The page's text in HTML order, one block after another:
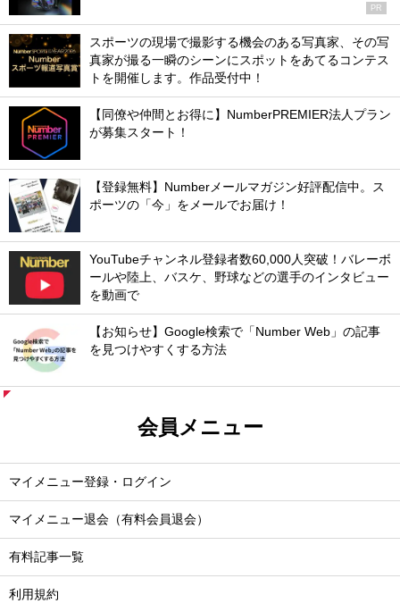
PR
スポーツの現場で撮影する機会のある写真家、その写
真家が撮る一瞬のシーンにスポットをあてるコンテス
トを開催します。作品受付中！
【同僚や仲間とお得に】NumberPREMIER法人プラン
が募集スタート！
【登録無料】Numberメールマガジン好評配信中。ス
ポーツの「今」をメールでお届け！
YouTubeチャンネル登録者数60,000人突破！バレーボ
ールや陸上、バスケ、野球などの選手のインタビュー
を動画で
【お知らせ】Google検索で「Number Web」の記事
を見つけやすくする方法
会員メニュー
マイメニュー登録・ログイン
マイメニュー退会（有料会員退会）
有料記事一覧
利用規約